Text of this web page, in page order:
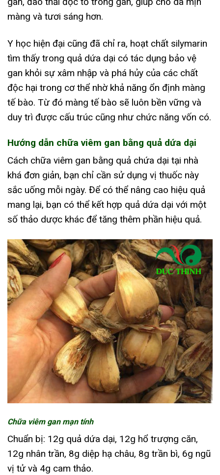
màng và tươi sáng hơn.
Y học hiện đại cũng đã chỉ ra, hoạt chất silymarin
tìm thấy trong quả dứa dại có tác dụng bảo vệ
gan khỏi sự xâm nhập và phá hủy của các chất
độc hại trong cơ thể nhờ khả năng ổn định màng
tế bào. Từ đó màng tế bào sẽ luôn bền vững và
duy trì được cấu trúc cũng như chức năng vốn có.
Hướng dẫn chữa viêm gan bằng quả dứa dại
Cách chữa viêm gan bằng quả chứa dại tại nhà
khá đơn giản, bạn chỉ cần sử dụng vị thuốc này
sắc uống mỗi ngày. Để có thể nâng cao hiệu quả
mang lại, bạn có thể kết hợp quả dứa dại với một
số thảo dược khác để tăng thêm phần hiệu quả.
Chữa viêm gan mạn tính
Chuẩn bị: 12g quả dứa dại, 12g hổ trượng căn,
12g nhân trần, 8g diệp hạ châu, 8g trần bì, 6g ngũ
vị tử và 4g cam thảo.